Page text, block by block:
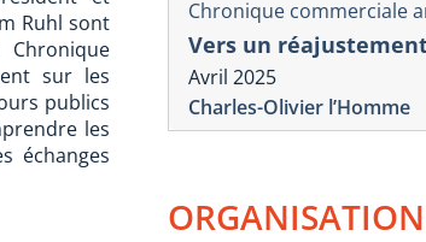
Ruhl sont
sur les
publics
les
échanges
Chronique commerciale
Vers un
Avril 2025
Charles-Olivier l’Homme
ORGANISATION